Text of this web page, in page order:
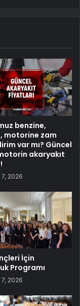
benzine,
motorine zam
var mı? Güncel
akaryakıt
2026
İçin
Programı
2026